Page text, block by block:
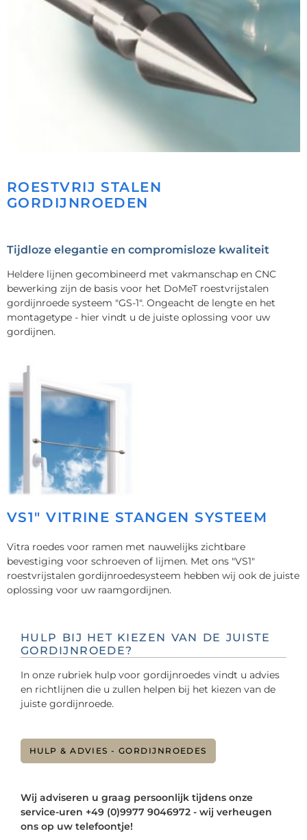
ROESTVRIJ STALEN
GORDIJNROEDEN
Tijdloze elegantie en compromisloze kwaliteit
Heldere lijnen gecombineerd met vakmanschap en CNC
bewerking zijn de basis voor het DoMeT roestvrijstalen
gordijnroede systeem "GS-1". Ongeacht de lengte en het
montagetype - hier vindt u de juiste oplossing voor uw
gordijnen.
VS1" VITRINE STANGEN SYSTEEM
Vitra roedes voor ramen met nauwelijks zichtbare
bevestiging voor schroeven of lijmen. Met ons "VS1"
roestvrijstalen gordijnroedesysteem hebben wij ook de juiste
oplossing voor uw raamgordijnen.
HULP BIJ HET KIEZEN VAN DE JUISTE
GORDIJNROEDE?
In onze rubriek hulp voor gordijnroedes vindt u advies
en richtlijnen die u zullen helpen bij het kiezen van de
juiste gordijnroede.
HULP & ADVIES - GORDIJNROEDES
Wij adviseren u graag persoonlijk tijdens onze
service-uren +49 (0)9977 9046972 - wij verheugen
ons op uw telefoontje!